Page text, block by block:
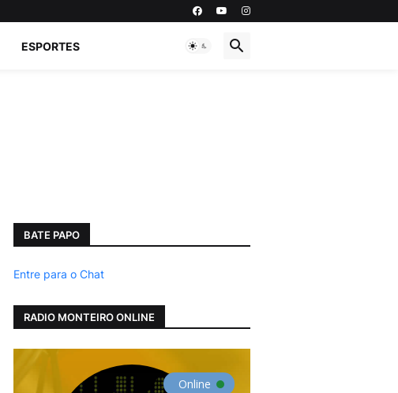
ESPORTES
BATE PAPO
Entre para o Chat
RADIO MONTEIRO ONLINE